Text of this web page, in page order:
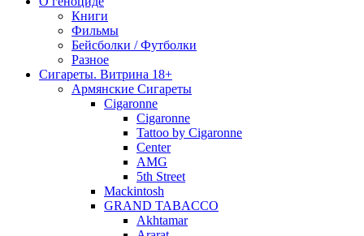
Книги
Фильмы
Бейсболки / Футболки
Разное
Сигареты. Витрина 18+
Армянские Сигареты
Cigaronne
Cigaronne
Tattoo by Cigaronne
Center
AMG
5th Street
Mackintosh
GRAND TABACCO
Akhtamar